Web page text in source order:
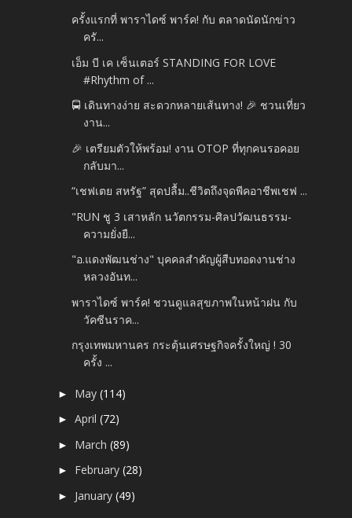
ครั้งแรกที่ พาราไดซ์ พาร์ค! กับ ตลาดนัดนักข่าว
ครั...
เอ็ม บี เค เซ็นเตอร์ STANDING FOR LOVE
#Rhythm of ...
🚍 เดินทางง่าย สะดวกหลายเส้นทาง! 🎉 ชวนเที่ยว
งาน...
🎉 เตรียมตัวให้พร้อม! งาน OTOP ที่ทุกคนรอคอย
กลับมา...
“เชฟเตย สหรัฐ” สุดปลื้ม..ชีวิตถึงจุดพีคอาชีพเชฟ ...
"RUN ชู 3 เสาหลัก นวัตกรรม-ศิลปวัฒนธรรม-
ความยั่งยื...
"อ.แดงพัฒนช่าง" บุคคลสำคัญผู้สืบทอดงานช่าง
หลวงอันท...
พาราไดซ์ พาร์ค! ชวนดูแลสุขภาพในหน้าฝน กับ
วัคซีนราค...
กรุงเทพมหานคร กระตุ้นเศรษฐกิจครั้งใหญ่ ! 30
ครั้ง ...
► May(114)
►April(72)
► March(89)
► February(28)
► January(49)